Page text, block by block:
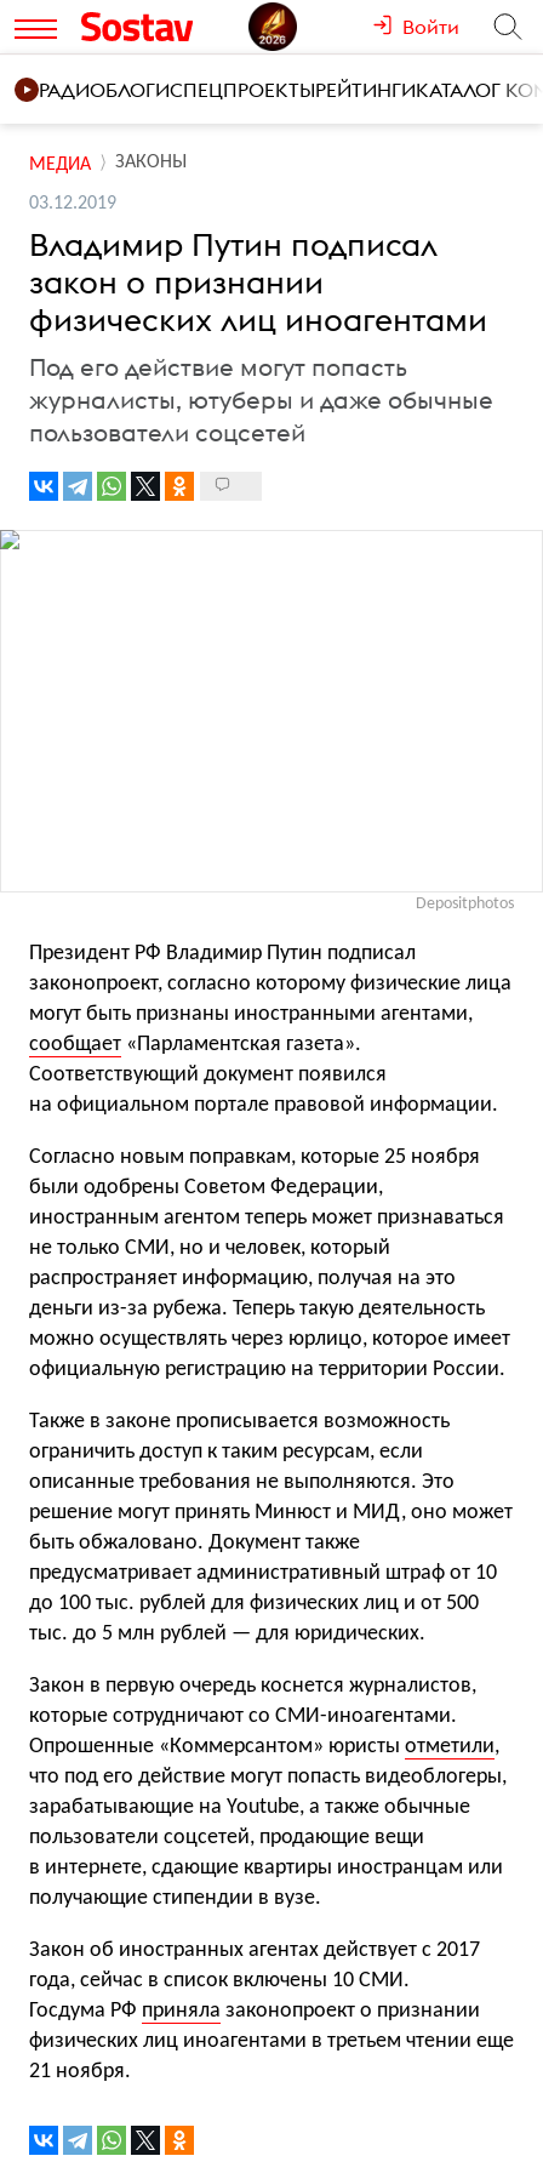
Войти
РАДИОБЛОГИСПЕЦПРОЕКТЫРЕЙТИНГИКАТАЛОГ
МЕДИА ЗАКОНЫ
03.12.2019
Владимир Путин подписал
закон о признании
физических лиц иноагентами
Под его действие могут попасть
журналисты, ютуберы и даже обычные
пользователи соцсетей
Depositphotos
Президент РФ Владимир Путин подписал
законопроект, согласно которому физические лица
могут быть признаны иностранными агентами,
сообщает «Парламентская газета».
Соответствующий документ появился
на официальном портале правовой информации.
Согласно новым поправкам, которые 25 ноября
были одобрены Советом Федерации,
иностранным агентом теперь может признаваться
не только СМИ, но и человек, который
распространяет информацию, получая на это
деньги из-за рубежа. Теперь такую деятельность
можно осуществлять через юрлицо, которое имеет
официальную регистрацию на территории России.
Также в законе прописывается возможность
ограничить доступ к таким ресурсам, если
описанные требования не выполняются. Это
решение могут принять Минюст и МИД, оно может
быть обжаловано. Документ также
предусматривает административный штраф от 10
до 100 тыс. рублей для физических лиц и от 500
тыс. до 5 млн рублей — для юридических.
Закон в первую очередь коснется журналистов,
которые сотрудничают со СМИ-иноагентами.
Опрошенные «Коммерсантом» юристы отметили,
что под его действие могут попасть видеоблогеры,
зарабатывающие на Youtube, а также обычные
пользователи соцсетей, продающие вещи
в интернете, сдающие квартиры иностранцам или
получающие стипендии в вузе.
Закон об иностранных агентах действует с 2017
года, сейчас в список включены 10 СМИ.
Госдума РФ приняла законопроект о признании
физических лиц иноагентами в третьем чтении еще
21 ноября.